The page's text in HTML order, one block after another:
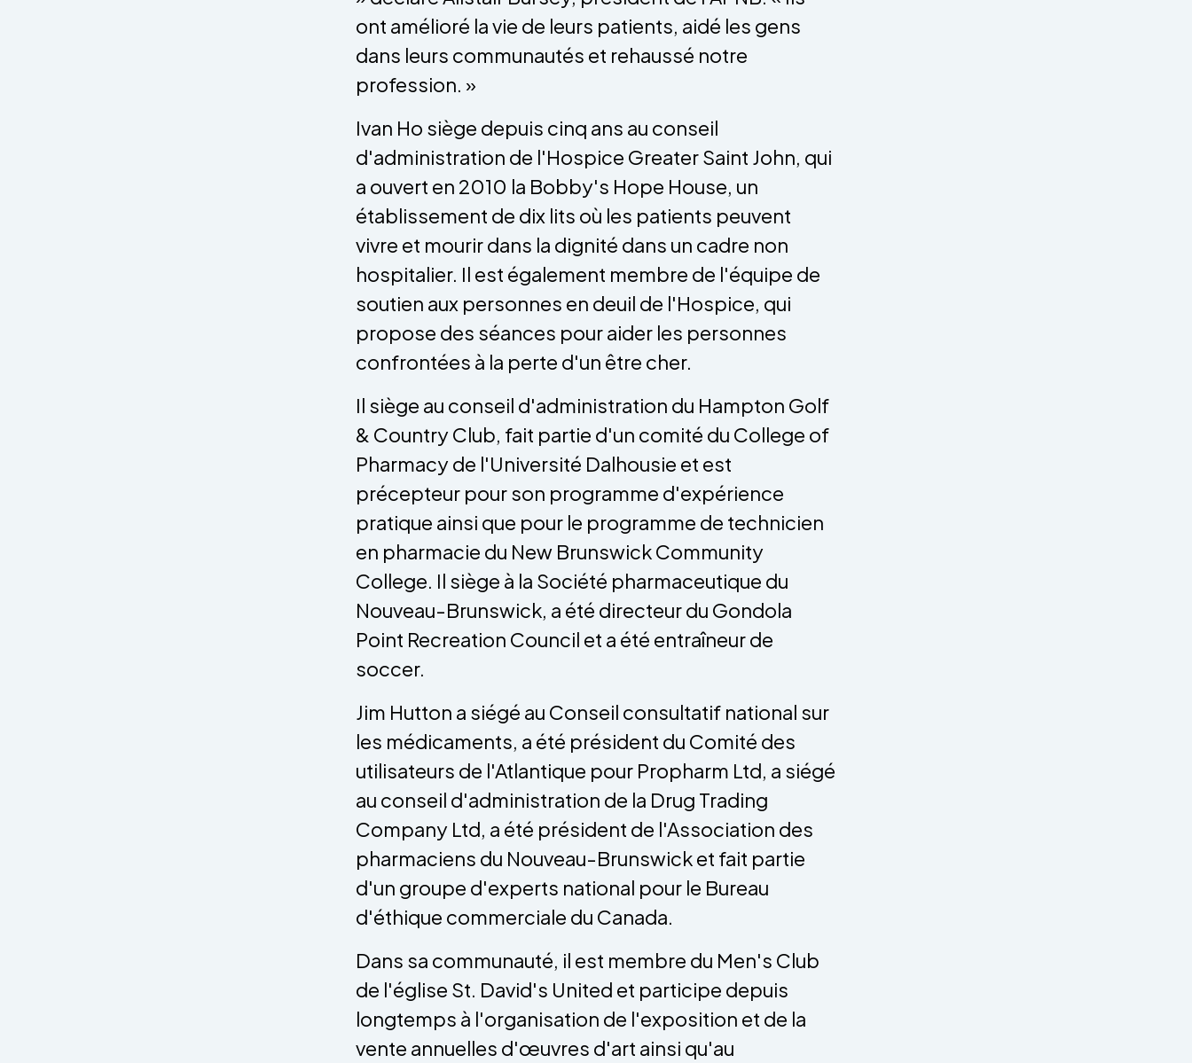
ont amélioré la vie de leurs patients, aidé les gens
dans leurs communautés et rehaussé notre
profession. »
Ivan Ho siège depuis cinq ans au conseil
d'administration de l'Hospice Greater Saint John, qui
a ouvert en 2010 la Bobby's Hope House, un
établissement de dix lits où les patients peuvent
vivre et mourir dans la dignité dans un cadre non
hospitalier. Il est également membre de l'équipe de
soutien aux personnes en deuil de l'Hospice, qui
propose des séances pour aider les personnes
confrontées à la perte d'un être cher.
Il siège au conseil d'administration du Hampton Golf
& Country Club, fait partie d'un comité du College of
Pharmacy de l'Université Dalhousie et est
précepteur pour son programme d'expérience
pratique ainsi que pour le programme de technicien
en pharmacie du New Brunswick Community
College. Il siège à la Société pharmaceutique du
Nouveau-Brunswick, a été directeur du Gondola
Point Recreation Council et a été entraîneur de
soccer.
Jim Hutton a siégé au Conseil consultatif national sur
les médicaments, a été président du Comité des
utilisateurs de l'Atlantique pour Propharm Ltd, a siégé
au conseil d'administration de la Drug Trading
Company Ltd, a été président de l'Association des
pharmaciens du Nouveau-Brunswick et fait partie
d'un groupe d'experts national pour le Bureau
d'éthique commerciale du Canada.
Dans sa communauté, il est membre du Men's Club
de l'église St. David's United et participe depuis
longtemps à l'organisation de l'exposition et de la
vente annuelles d'œuvres d'art ainsi qu'au